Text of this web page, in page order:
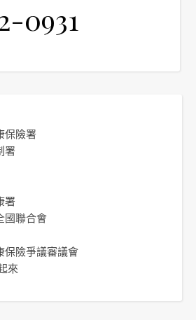
0931
保險署
署
署
國聯合會
保險爭議審議會
來